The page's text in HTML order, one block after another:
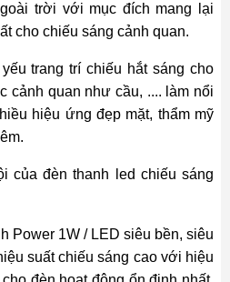
trời với mục đích mang lại
cho chiếu sáng cảnh quan.
trang trí chiếu hắt sáng cho
cảnh quan như cầu, .... làm nổi
hiệu ứng đẹp mặt, thẩm mỹ
của đèn thanh led chiếu sáng
Power 1W / LED siêu bền, siêu
suất chiếu sáng cao với hiệu